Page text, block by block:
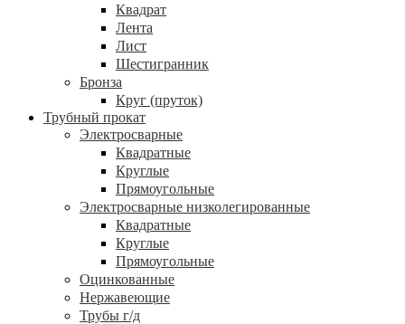
Квадрат
Лента
Лист
Шестигранник
Бронза
Круг (пруток)
Трубный прокат
Электросварные
Квадратные
Круглые
Прямоугольные
Электросварные низколегированные
Квадратные
Круглые
Прямоугольные
Оцинкованные
Нержавеющие
Трубы г/д